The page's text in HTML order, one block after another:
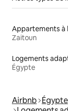
Appartements à
Zaitoun
Égypte
Airbnb Égypte